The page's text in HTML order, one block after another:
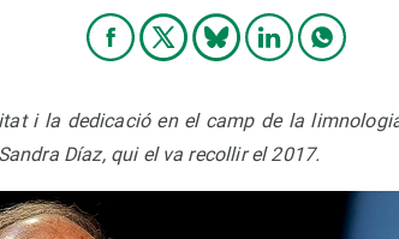
i la dedicació en el camp de la
Díaz, qui el va recollir el 2017.